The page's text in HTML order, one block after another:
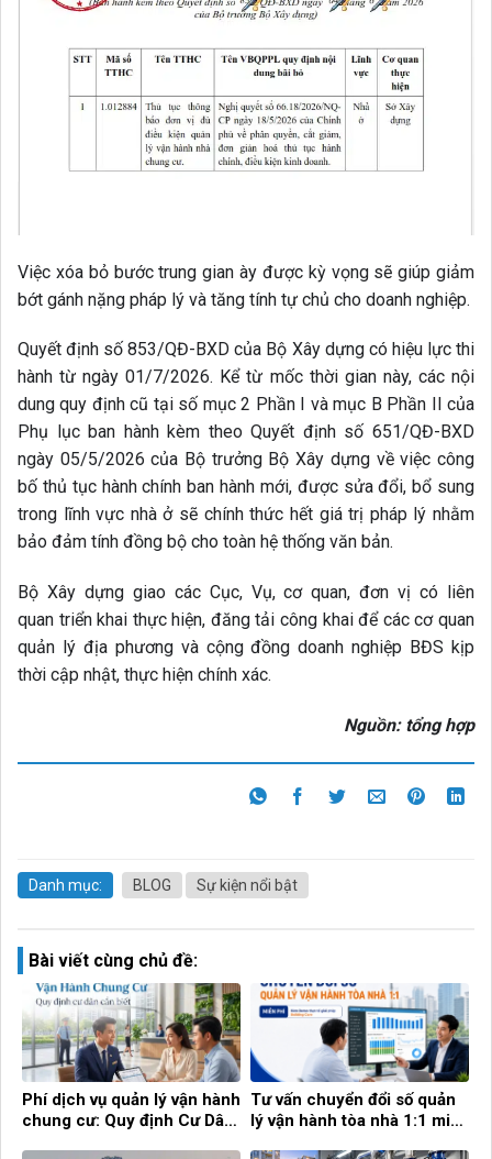
Việc xóa bỏ bước trung gian ày được kỳ vọng sẽ giúp giảm
bớt gánh nặng pháp lý và tăng tính tự chủ cho doanh nghiệp.
Quyết định số 853/QĐ-BXD của Bộ Xây dựng có hiệu lực thi
hành từ ngày 01/7/2026. Kể từ mốc thời gian này, các nội
dung quy định cũ tại số mục 2 Phần I và mục B Phần II của
Phụ lục ban hành kèm theo Quyết định số 651/QĐ-BXD
ngày 05/5/2026 của Bộ trưởng Bộ Xây dựng về việc công
bố thủ tục hành chính ban hành mới, được sửa đổi, bổ sung
trong lĩnh vực nhà ở sẽ chính thức hết giá trị pháp lý nhằm
bảo đảm tính đồng bộ cho toàn hệ thống văn bản.
Bộ Xây dựng giao các Cục, Vụ, cơ quan, đơn vị có liên
quan triển khai thực hiện, đăng tải công khai để các cơ quan
quản lý địa phương và cộng đồng doanh nghiệp BĐS kịp
thời cập nhật, thực hiện chính xác.
Nguồn: tổng hợp
Danh mục: BLOG Sự kiện nổi bật
Bài viết cùng chủ đề:
Phí dịch vụ quản lý vận hành
chung cư: Quy định Cư Dân
Tư vấn chuyển đổi số quản
lý vận hành tòa nhà 1:1 miễn